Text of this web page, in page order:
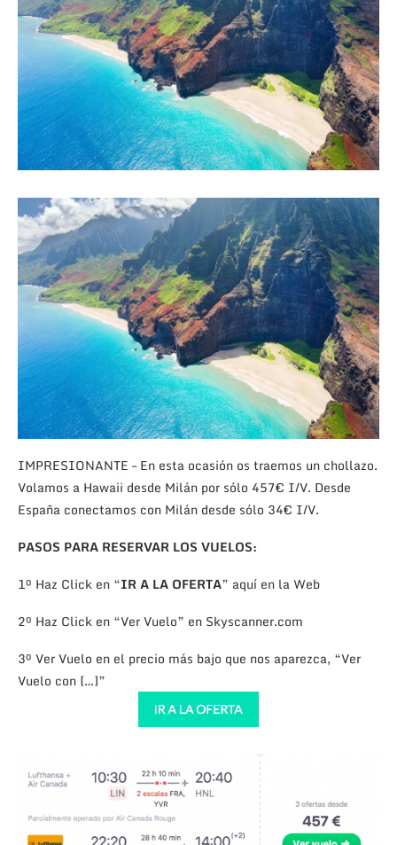
IMPRESIONANTE – En esta ocasión os traemos un chollazo.
Volamos a Hawaii desde Milán por sólo 457€ I/V. Desde
España conectamos con Milán desde sólo 34€ I/V.
PASOS PARA RESERVAR LOS VUELOS:
1º Haz Click en “IR A LA OFERTA” aquí en la Web
2º Haz Click en “Ver Vuelo” en Skyscanner.com
3º Ver Vuelo en el precio más bajo que nos aparezca, “Ver
Vuelo con […]”